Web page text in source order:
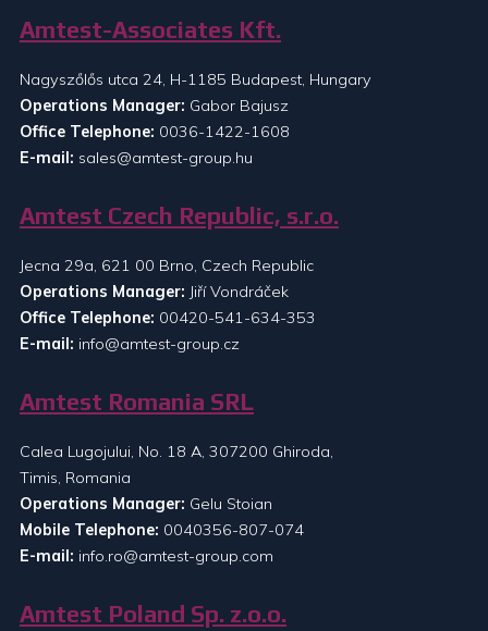
Amtest-Associates Kft.
Nagyszőlős utca 24, H-1185 Budapest, Hungary
Operations Manager: Gabor Bajusz
Office Telephone: 0036-1422-1608
E-mail: sales@amtest-group.hu
Amtest Czech Republic, s.r.o.
Jecna 29a, 621 00 Brno, Czech Republic
Operations Manager: Jiří Vondráček
Office Telephone: 00420-541-634-353
E-mail: info@amtest-group.cz
Amtest Romania SRL
Calea Lugojului, No. 18 A, 307200 Ghiroda,
Timis, Romania
Operations Manager: Gelu Stoian
Mobile Telephone: 0040356-807-074
E-mail: info.ro@amtest-group.com
Amtest Poland Sp. z.o.o.